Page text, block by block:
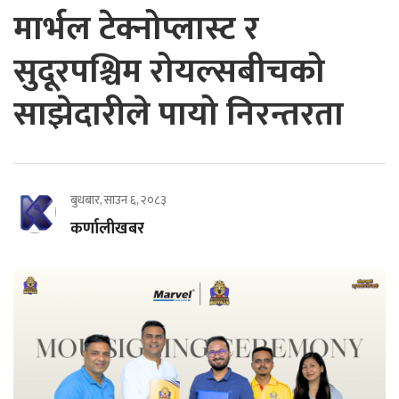
मार्भल टेक्नोप्लास्ट र
सुदूरपश्चिम रोयल्सबीचको
साझेदारीले पायो निरन्तरता
बुधबार, साउन ६, २०८३
कर्णालीखबर